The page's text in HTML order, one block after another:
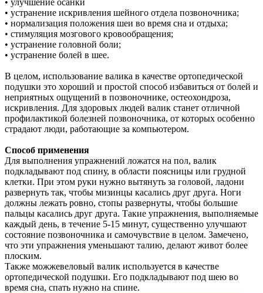
• устранение искривления шейного отдела позвоночника;
• нормализация положения шеи во время сна и отдыха;
• стимуляция мозгового кровообращения;
• устранение головной боли;
• устранение болей в шее.
В целом, использование валика в качестве ортопедической
подушки это хороший и простой способ избавиться от болей и
неприятных ощущений в позвоночнике, остеохондроза,
искривления. Для здоровых людей валик станет отличной
профилактикой болезней позвоночника, от которых особенно
страдают люди, работающие за компьютером.
Способ применения
Для выполнения упражнений ложатся на пол, валик
подкладывают под спину, в области поясницы или грудной
клетки. При этом руки нужно вытянуть за головой, ладони
развернуть так, чтобы мизинцы касались друг друга. Ноги
должны лежать ровно, стопы развернуты, чтобы большие
пальцы касались друг друга. Такие упражнения, выполняемые
каждый день, в течение 5-15 минут, существенно улучшают
состояние позвоночника и самочувствие в целом. Замечено,
что эти упражнения уменьшают талию, делают живот более
плоским.
Также можжевеловый валик используется в качестве
ортопедической подушки. Его подкладывают под шею во
время сна, спать нужно на спине.